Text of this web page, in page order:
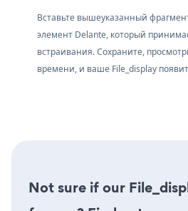
Вставьте вышеуказанный
элемент Delante, который
встраивания. Сохраните,
времени, и ваше File_display
Not sure if our